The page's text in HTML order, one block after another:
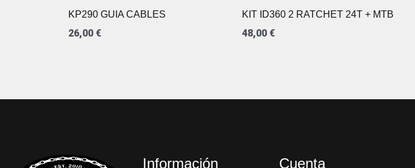
KP290 GUIA CABLES
26,00 €
KIT ID360 2 RATCHET 24T + MTB
48,00 €
Información Cuenta